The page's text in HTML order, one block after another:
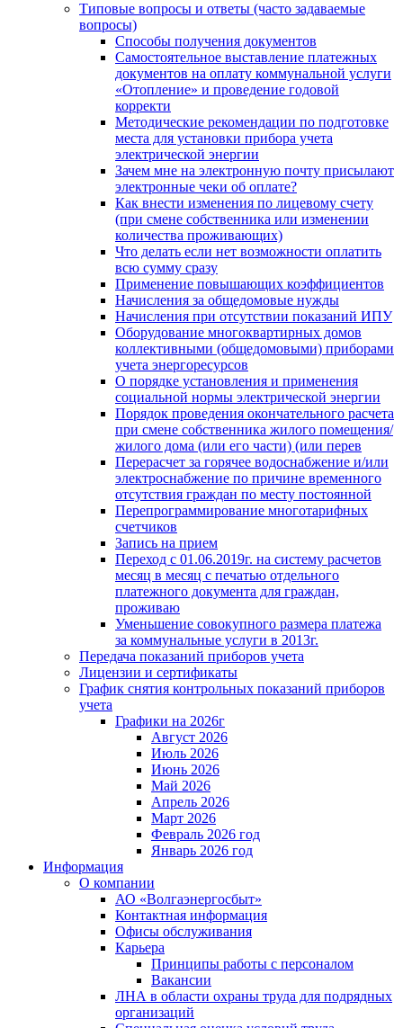
Типовые вопросы и ответы (часто задаваемые
вопросы)
Способы получения документов
Самостоятельное выставление платежных
документов на оплату коммунальной услуги
«Отопление» и проведение годовой
корректи
Методические рекомендации по подготовке
места для установки прибора учета
электрической энергии
Зачем мне на электронную почту присылают
электронные чеки об оплате?
Как внести изменения по лицевому счету
(при смене собственника или изменении
количества проживающих)
Что делать если нет возможности оплатить
всю сумму сразу
Применение повышающих коэффициентов
Начисления за общедомовые нужды
Начисления при отсутствии показаний ИПУ
Оборудование многоквартирных домов
коллективными (общедомовыми) приборами
учета энергоресурсов
О порядке установления и применения
социальной нормы электрической энергии
Порядок проведения окончательного расчета
при смене собственника жилого помещения/
жилого дома (или его части) (или перев
Перерасчет за горячее водоснабжение и/или
электроснабжение по причине временного
отсутствия граждан по месту постоянной
Перепрограммирование многотарифных
счетчиков
Запись на прием
Переход с 01.06.2019г. на систему расчетов
месяц в месяц с печатью отдельного
платежного документа для граждан,
проживаю
Уменьшение совокупного размера платежа
за коммунальные услуги в 2013г.
Передача показаний приборов учета
Лицензии и сертификаты
График снятия контрольных показаний приборов
учета
Графики на 2026г
Август 2026
Июль 2026
Июнь 2026
Май 2026
Апрель 2026
Март 2026
Февраль 2026 год
Январь 2026 год
Информация
О компании
АО «Волгаэнергосбыт»
Контактная информация
Офисы обслуживания
Карьера
Принципы работы с персоналом
Вакансии
ЛНА в области охраны труда для подрядных
организаций